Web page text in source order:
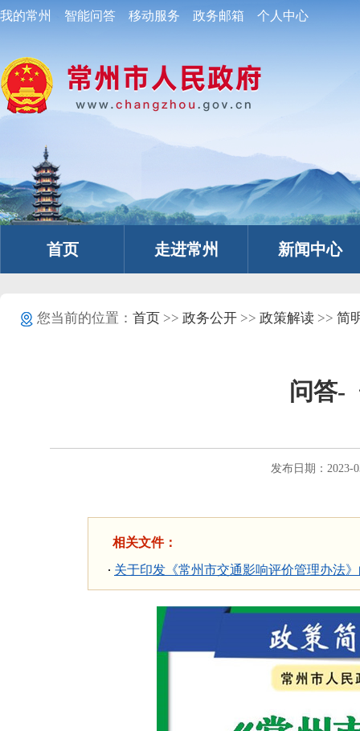
我的常州 智能问答 移动服务 政务邮箱 个人中心
首页 走进常州 新闻中心
您当前的位置： 首页>> 政务公开>> 政策解读>> 简
问答-
发布日期：2023-
相关文件：
关于印发《常州市交通影响评价管理办法